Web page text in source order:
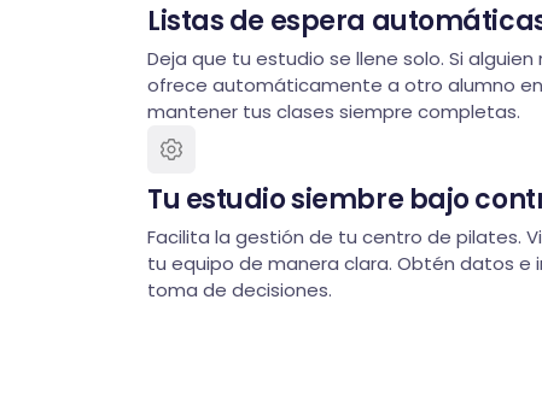
Listas de espera
Deja que tu estudio se llene solo. Si
ofrece automáticamente a otro alumno
mantener tus clases siempre completas.
Tu estudio siembre bajo
Facilita la gestión de tu centro de pilates.
tu equipo de manera clara. Obtén datos e
toma de decisiones.